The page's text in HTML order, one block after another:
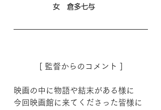
女　倉多七与
[ 監督からのコメント ]
映画の中に物語や結末がある様に
今回映画館に来てくださった皆様に